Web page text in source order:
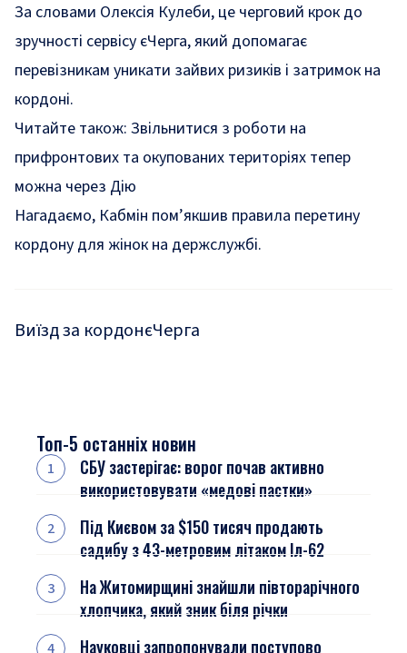
За словами Олексія Кулеби, це черговий крок до
зручності сервісу єЧерга, який допомагає
перевізникам уникати зайвих ризиків і затримок на
кордоні.
Читайте також: Звільнитися з роботи на
прифронтових та окупованих територіях тепер
можна через Дію
Нагадаємо, Кабмін пом’якшив правила перетину
кордону для жінок на держслужбі.
Виїзд за кордонєЧерга
Топ-5 останніх новин
СБУ застерігає: ворог почав активно
використовувати «медові пастки»
Під Києвом за $150 тисяч продають
садибу з 43-метровим літаком Іл-62
На Житомирщині знайшли півторарічного
хлопчика, який зник біля річки
Науковці запропонували поступово